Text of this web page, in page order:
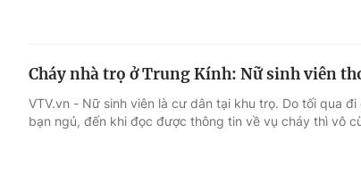
Cháy nhà trọ ở Trung Kính: Nữ sinh viên
VTV.vn - Nữ sinh viên là cư dân tại khu trọ. Do tối qua
bạn ngủ, đến khi đọc được thông tin về vụ cháy thì vô